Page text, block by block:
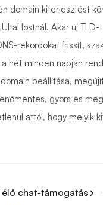
domain kiterjesztést
Akár új
rekordokat frissít,
hét minden napján
beállítása,
gyors és
attól, hogy melyik
chat-támogatás